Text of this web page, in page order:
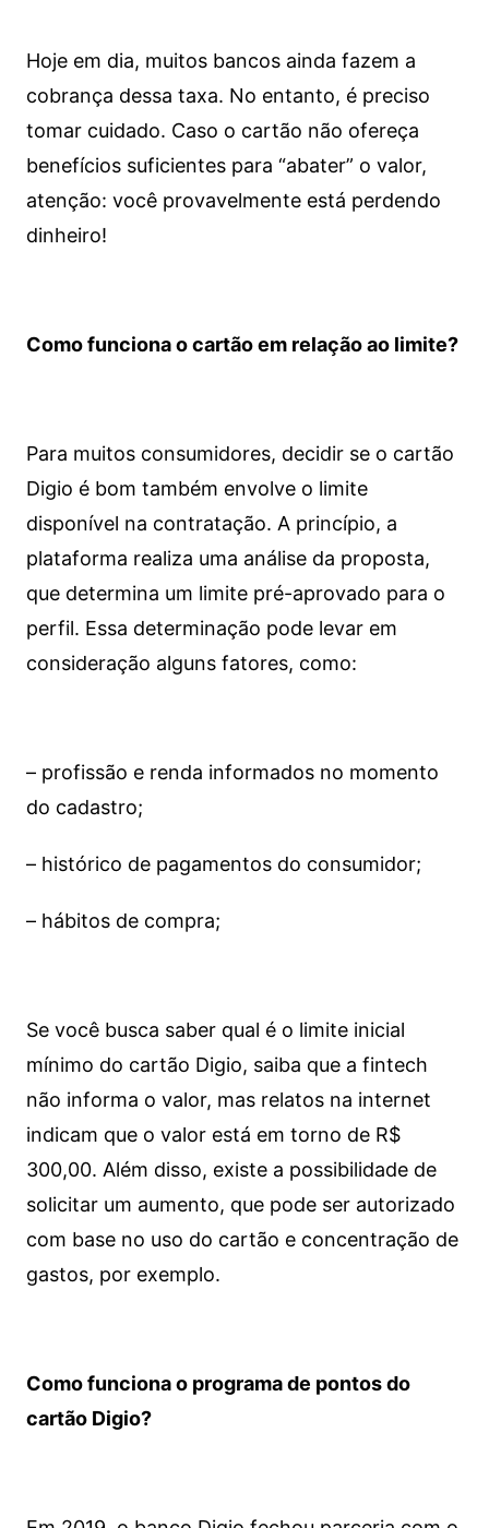
Hoje em dia, muitos bancos ainda fazem a
cobrança dessa taxa. No entanto, é preciso
tomar cuidado. Caso o cartão não ofereça
benefícios suficientes para “abater” o valor,
atenção: você provavelmente está perdendo
dinheiro!
Como funciona o cartão em relação ao limite?
Para muitos consumidores, decidir se o cartão
Digio é bom também envolve o limite
disponível na contratação. A princípio, a
plataforma realiza uma análise da proposta,
que determina um limite pré-aprovado para o
perfil. Essa determinação pode levar em
consideração alguns fatores, como:
– profissão e renda informados no momento
do cadastro;
– histórico de pagamentos do consumidor;
– hábitos de compra;
Se você busca saber qual é o limite inicial
mínimo do cartão Digio, saiba que a fintech
não informa o valor, mas relatos na internet
indicam que o valor está em torno de R$
300,00. Além disso, existe a possibilidade de
solicitar um aumento, que pode ser autorizado
com base no uso do cartão e concentração de
gastos, por exemplo.
Como funciona o programa de pontos do
cartão Digio?